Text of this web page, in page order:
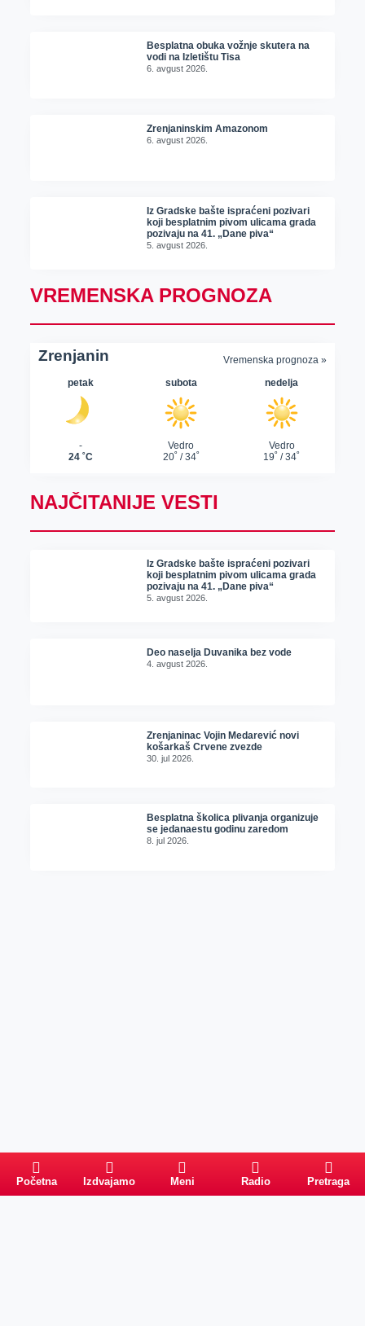
Besplatna obuka vožnje skutera na
vodi na Izletištu Tisa
6. avgust 2026.
Zrenjaninskim Amazonom
6. avgust 2026.
Iz Gradske bašte ispraćeni pozivari
koji besplatnim pivom ulicama grada
pozivaju na 41. „Dane piva“
5. avgust 2026.
VREMENSKA PROGNOZA
NAJČITANIJE VESTI
Iz Gradske bašte ispraćeni pozivari
koji besplatnim pivom ulicama grada
pozivaju na 41. „Dane piva“
5. avgust 2026.
Deo naselja Duvanika bez vode
4. avgust 2026.
Zrenjaninac Vojin Medarević novi
košarkaš Crvene zvezde
30. jul 2026.
Besplatna školica plivanja organizuje
se jedanaestu godinu zaredom
8. jul 2026.
Početna Izdvajamo Meni Radio Pretraga